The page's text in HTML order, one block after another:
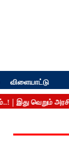
விளையாட்டு